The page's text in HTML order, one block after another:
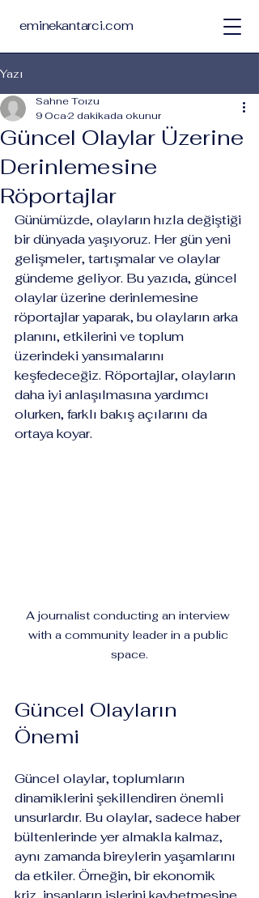
eminekantarci.com
Yazı
Güncel Olaylar Üzerine
Derinlemesine
Röportajlar
Sahne Toızu
9 Oca2 dakikada okunur
Günümüzde, olayların hızla değiştiği
bir dünyada yaşıyoruz. Her gün yeni
gelişmeler, tartışmalar ve olaylar
gündeme geliyor. Bu yazıda, güncel
olaylar üzerine derinlemesine
röportajlar yaparak, bu olayların arka
planını, etkilerini ve toplum
üzerindeki yansımalarını
keşfedeceğiz. Röportajlar, olayların
daha iyi anlaşılmasına yardımcı
olurken, farklı bakış açılarını da
ortaya koyar.
A journalist conducting an interview
with a community leader in a public
space.
Güncel Olayların
Önemi
Güncel olaylar, toplumların
dinamiklerini şekillendiren önemli
unsurlardır. Bu olaylar, sadece haber
bültenlerinde yer almakla kalmaz,
aynı zamanda bireylerin yaşamlarını
da etkiler. Örneğin, bir ekonomik